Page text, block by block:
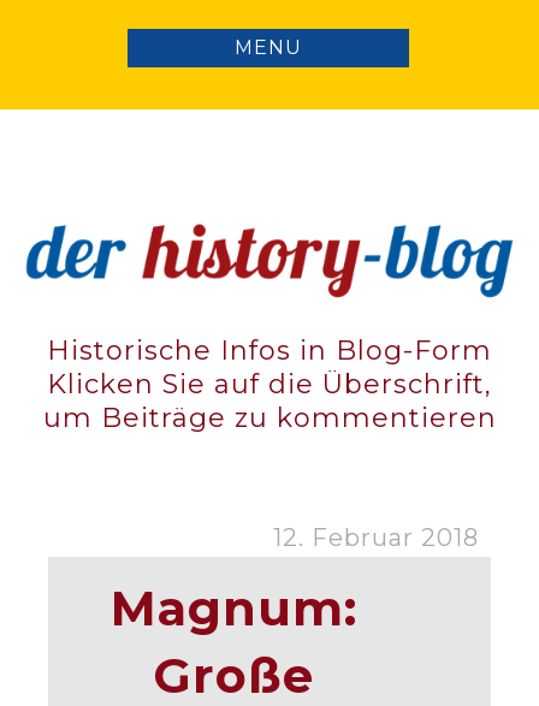
Historische Infos in Blog-Form
Klicken Sie auf die Überschrift,
um Beiträge zu kommentieren
12. Februar 2018
Magnum:
Große